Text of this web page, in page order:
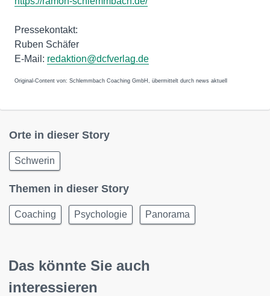
Pressekontakt:
Ruben Schäfer
E-Mail: redaktion@dcfverlag.de
Original-Content von: Schlemmbach Coaching GmbH, übermittelt durch news aktuell
Orte in dieser Story
Schwerin
Themen in dieser Story
Coaching Psychologie Panorama
Das könnte Sie auch
interessieren